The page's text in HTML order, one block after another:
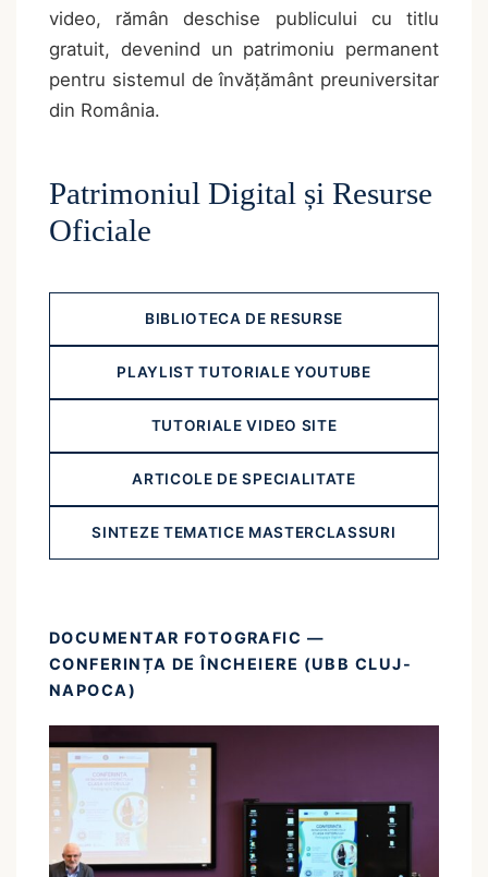
video, rămân deschise publicului cu titlu
gratuit, devenind un patrimoniu permanent
pentru sistemul de învățământ preuniversitar
din România.
Patrimoniul Digital și Resurse
Oficiale
BIBLIOTECA DE RESURSE
PLAYLIST TUTORIALE YOUTUBE
TUTORIALE VIDEO SITE
ARTICOLE DE SPECIALITATE
SINTEZE TEMATICE MASTERCLASSURI
DOCUMENTAR FOTOGRAFIC —
CONFERINȚA DE ÎNCHEIERE (UBB CLUJ-
NAPOCA)